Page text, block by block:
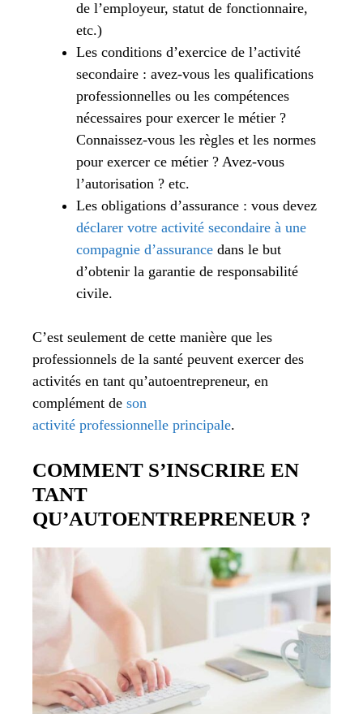
de l’employeur, statut de fonctionnaire,
etc.)
Les conditions d’exercice de l’activité
secondaire : avez-vous les qualifications
professionnelles ou les compétences
nécessaires pour exercer le métier ?
Connaissez-vous les règles et les normes
pour exercer ce métier ? Avez-vous
l’autorisation ? etc.
Les obligations d’assurance : vous devez
déclarer votre activité secondaire à une
compagnie d’assurance dans le but
d’obtenir la garantie de responsabilité
civile.
C’est seulement de cette manière que les
professionnels de la santé peuvent exercer des
activités en tant qu’autoentrepreneur, en
complément de son
activité professionnelle principale.
COMMENT S’INSCRIRE EN
TANT
QU’AUTOENTREPRENEUR ?